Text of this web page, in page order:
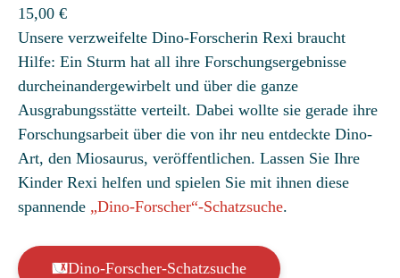
Bewertet
mit4.80
von 5,
basierend
auf
10
Kundenbew
ertungen
15,00 €
Unsere verzweifelte Dino-Forscherin Rexi braucht
Hilfe: Ein Sturm hat all ihre Forschungsergebnisse
durcheinandergewirbelt und über die ganze
Ausgrabungsstätte verteilt. Dabei wollte sie gerade ihre
Forschungsarbeit über die von ihr neu entdeckte Dino-
Art, den Miosaurus, veröffentlichen. Lassen Sie Ihre
Kinder Rexi helfen und spielen Sie mit ihnen diese
spannende „Dino-Forscher“-Schatzsuche.
Dino-Forscher-Schatzsuche